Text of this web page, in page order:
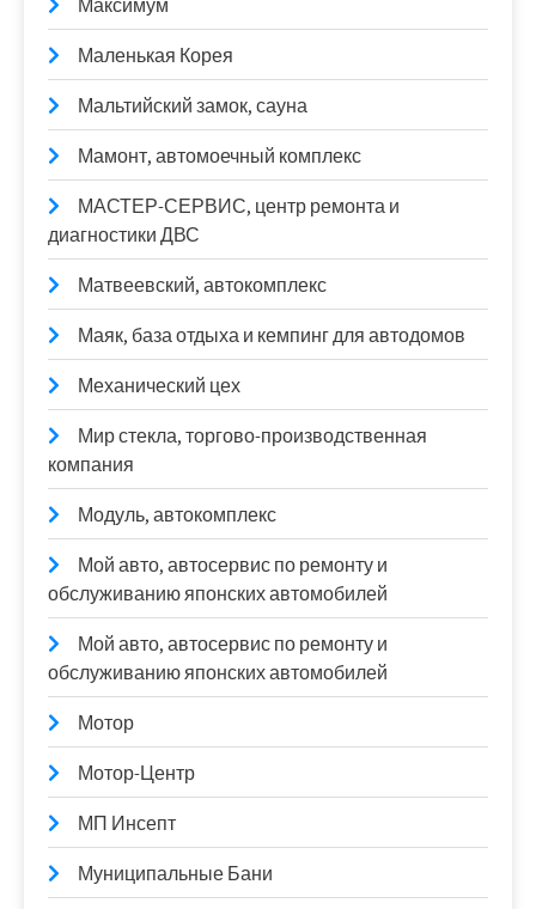
Маленькая Корея
Мальтийский замок, сауна
Мамонт, автомоечный комплекс
МАСТЕР-СЕРВИС, центр ремонта и
диагностики ДВС
Матвеевский, автокомплекс
Маяк, база отдыха и кемпинг для автодомов
Механический цех
Мир стекла, торгово-производственная
компания
Модуль, автокомплекс
Мой авто, автосервис по ремонту и
обслуживанию японских автомобилей
Мой авто, автосервис по ремонту и
обслуживанию японских автомобилей
Мотор
Мотор-Центр
МП Инсепт
Муниципальные Бани